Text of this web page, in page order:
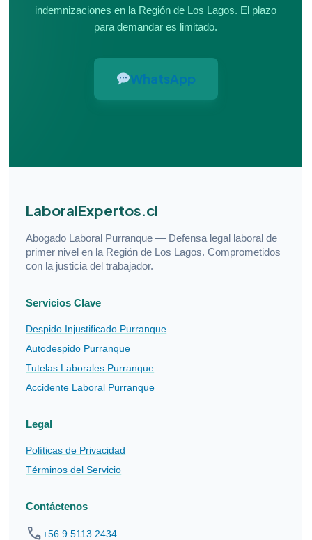
indemnizaciones en la Región de Los Lagos. El plazo
para demandar es limitado.
WhatsApp
LaboralExpertos.cl
Abogado Laboral Purranque — Defensa legal laboral de
primer nivel en la Región de Los Lagos. Comprometidos
con la justicia del trabajador.
Servicios Clave
Despido Injustificado Purranque
Autodespido Purranque
Tutelas Laborales Purranque
Accidente Laboral Purranque
Legal
Políticas de Privacidad
Términos del Servicio
Contáctenos
phone+56 9 5113 2434